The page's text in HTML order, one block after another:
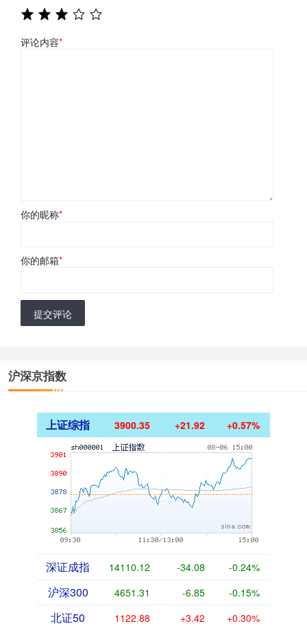
评论内容*
你的昵称*
你的邮箱*
提交评论
沪深京指数
上证综指 3900.35 +21.92 +0.57%
深证成指 14110.12 -34.08 -0.24%
沪深300 4651.31 -6.85 -0.15%
北证50 1122.88 +3.42 +0.30%